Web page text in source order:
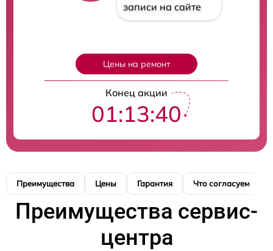
записи на сайте
Цены на ремонт
Конец акции
01:13:39
Преимущества Цены Гарантия Что согласуем
Преимущества сервис-
центра